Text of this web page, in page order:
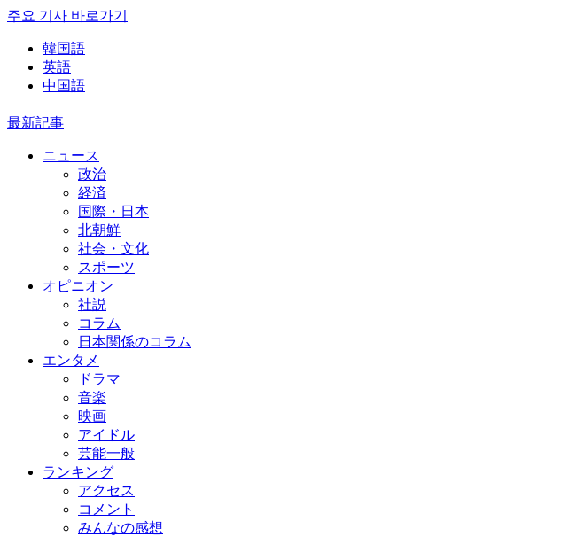
주요 기사 바로가기
韓国語
英語
中国語
最新記事
ニュース
政治
経済
国際・日本
北朝鮮
社会・文化
スポーツ
オピニオン
社説
コラム
日本関係のコラム
エンタメ
ドラマ
音楽
映画
アイドル
芸能一般
ランキング
アクセス
コメント
みんなの感想